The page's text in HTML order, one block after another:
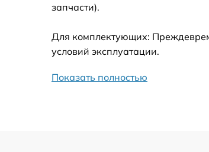
Ремонт цепи питания
запчасти).
Для комплектующих:
условий эксплуатации.
Показать полностью